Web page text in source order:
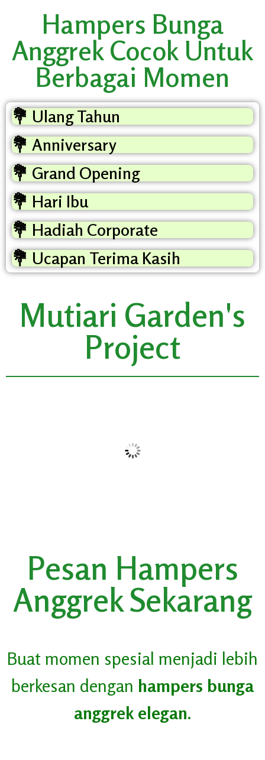
Hampers Bunga
Anggrek Cocok Untuk
Berbagai Momen
💐 Ulang Tahun
💐 Anniversary
💐 Grand Opening
💐 Hari Ibu
💐 Hadiah Corporate
💐 Ucapan Terima Kasih
Mutiari Garden's
Project
Pesan Hampers
Anggrek Sekarang
Buat momen spesial menjadi lebih
berkesan dengan hampers bunga
anggrek elegan.